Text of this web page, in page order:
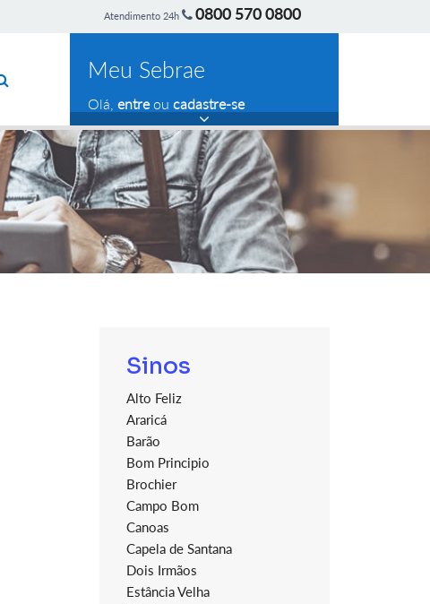
Atendimento 24h 0800 570 0800
Meu Sebrae
Olá, entreou cadastre-se
Sinos
Alto Feliz
Araricá
Barão
Bom Principio
Brochier
Campo Bom
Canoas
Capela de Santana
Dois Irmãos
Estância Velha